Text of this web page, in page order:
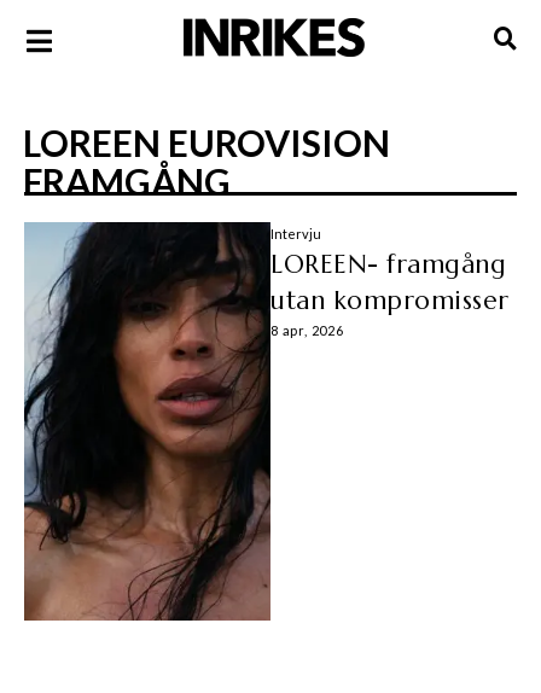
LOREEN EUROVISION
FRAMGÅNG
Intervju
LOREEN- framgång
utan kompromisser
8 apr, 2026